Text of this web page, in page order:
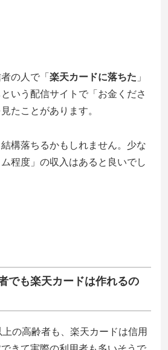
の人で「 楽天カードに落ちた 」
いう配信サイトで「お金くださ
たことがあります。
構落ちるかもしれません。少な
程度」の収入はあると良いでし
でも楽天カードは作れるの
の高齢者も、楽天カードは信用